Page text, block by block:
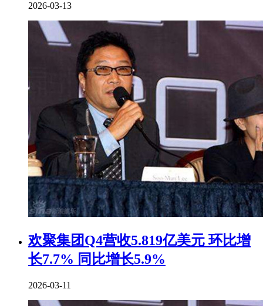
2026-03-13
欢聚集团Q4营收5.819亿美元 环比增
长7.7% 同比增长5.9%
2026-03-11